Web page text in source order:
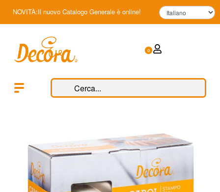
NOVITÀ:Il nuovo Catalogo Generale è online!
0